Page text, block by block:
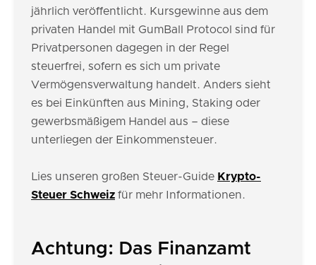
jährlich veröffentlicht. Kursgewinne aus dem
privaten Handel mit GumBall Protocol sind für
Privatpersonen dagegen in der Regel
steuerfrei, sofern es sich um private
Vermögensverwaltung handelt. Anders sieht
es bei Einkünften aus Mining, Staking oder
gewerbsmäßigem Handel aus – diese
unterliegen der Einkommensteuer.
Lies unseren großen Steuer-Guide Krypto-
Steuer Schweiz für mehr Informationen.
Achtung: Das Finanzamt